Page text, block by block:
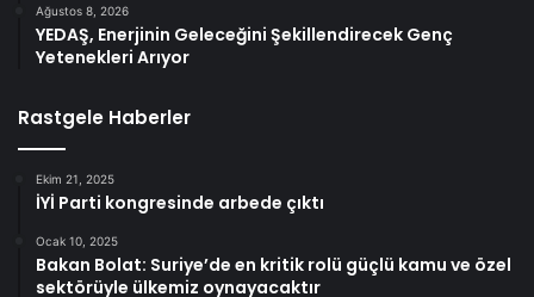
Ağustos 8, 2026
YEDAŞ, Enerjinin Geleceğini Şekillendirecek Genç
Yetenekleri Arıyor
Rastgele Haberler
Ekim 21, 2025
İYİ Parti kongresinde arbede çıktı
Ocak 10, 2025
Bakan Bolat: Suriye’de en kritik rolü güçlü kamu ve özel
sektörüyle ülkemiz oynayacaktır